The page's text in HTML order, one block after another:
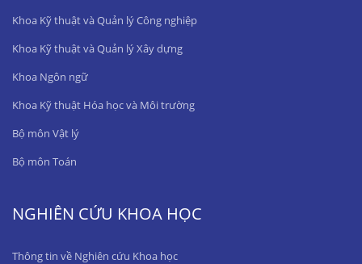
Khoa Kỹ thuật và Quản lý Công nghiệp
Khoa Kỹ thuật và Quản lý Xây dựng
Khoa Ngôn ngữ
Khoa Kỹ thuật Hóa học và Môi trường
Bộ môn Vật lý
Bộ môn Toán
NGHIÊN CỨU KHOA HỌC
Thông tin về Nghiên cứu Khoa học